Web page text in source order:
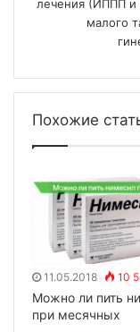
лечения (ИППП и
малого
Похожие
11.05.2018 10
Можно ли пить
при месячных